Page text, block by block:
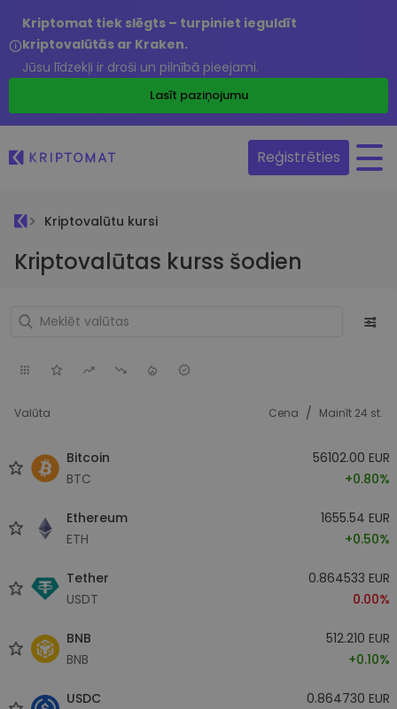
Kriptomat tiek slēgts – turpiniet ieguldīt
kriptovalūtās ar Kraken.
Jūsu līdzekļi ir droši un pilnībā pieejami.
Lasīt paziņojumu
Reģistrēties
Kriptovalūtu kursi
Kriptovalūtas kurss šodien
Valūta Cena / Mainīt 24 st.
Bitcoin
BTC
56102.00 EUR
+0.80%
Ethereum
ETH
1655.54 EUR
+0.50%
Tether
USDT
0.864533 EUR
0.00%
BNB
BNB
512.210 EUR
+0.10%
USDC
0.864730 EUR